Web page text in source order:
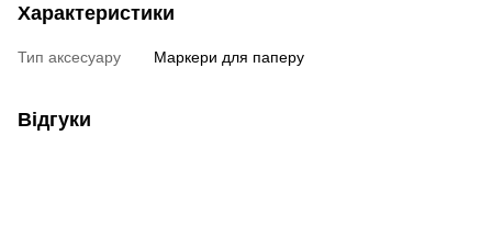
Характеристики
Тип аксесуару Маркери для паперу
Відгуки